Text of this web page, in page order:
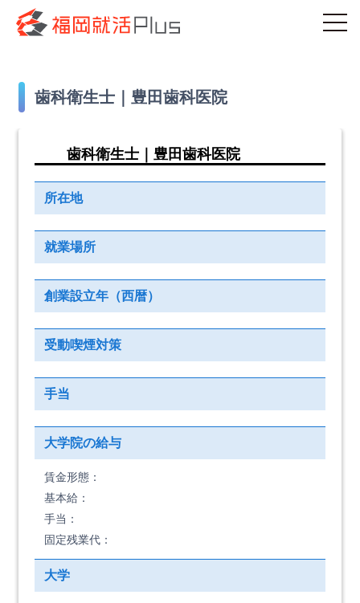
歯科衛生士｜豊田歯科医院
歯科衛生士｜豊田歯科医院
所在地
就業場所
創業設立年（西暦）
受動喫煙対策
手当
大学院の給与
賃金形態：
基本給：
手当：
固定残業代：
大学